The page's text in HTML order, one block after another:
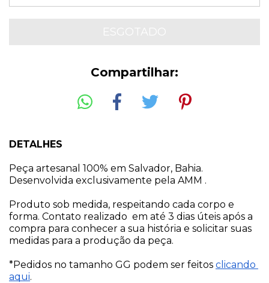
Compartilhar:
DETALHES
Peça artesanal 100% em Salvador, Bahia.
Desenvolvida exclusivamente pela AMM .
Produto sob medida, respeitando cada corpo e
forma. Contato realizado  em até 3 dias úteis após a
compra para conhecer a sua história e solicitar suas
medidas para a produção da peça.
*Pedidos no tamanho GG podem ser feitos clicando
aqui.